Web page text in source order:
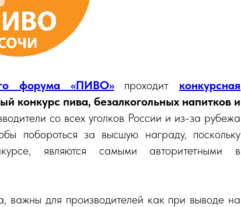
форума «ПИВО»проходит конкурсная
конкурс пива, безалкогольных напитков и
со всех уголков России и из-за рубежа
побороться за высшую награду, поскольку
являются самыми авторитетными в
важны для производителей как при выводе на